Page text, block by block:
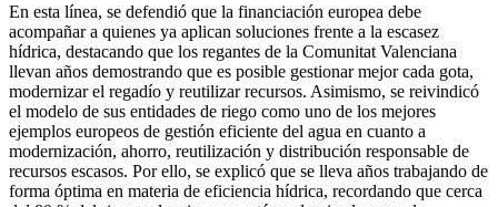
En esta línea, se defendió que la financiación europea debe
acompañar a quienes ya aplican soluciones frente a la escasez
hídrica, destacando que los regantes de la Comunitat Valenciana
llevan años demostrando que es posible gestionar mejor cada gota,
modernizar el regadío y reutilizar recursos. Asimismo, se reivindicó
el modelo de sus entidades de riego como uno de los mejores
ejemplos europeos de gestión eficiente del agua en cuanto a
modernización, ahorro, reutilización y distribución responsable de
recursos escasos. Por ello, se explicó que se lleva años trabajando de
forma óptima en materia de eficiencia hídrica, recordando que cerca